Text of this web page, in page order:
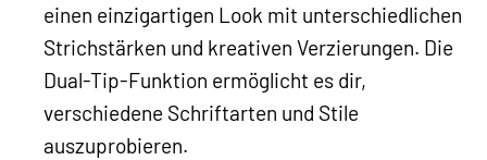
einen einzigartigen Look mit unterschiedlichen
Strichstärken und kreativen Verzierungen. Die
Dual-Tip-Funktion ermöglicht es dir,
verschiedene Schriftarten und Stile
auszuprobieren.